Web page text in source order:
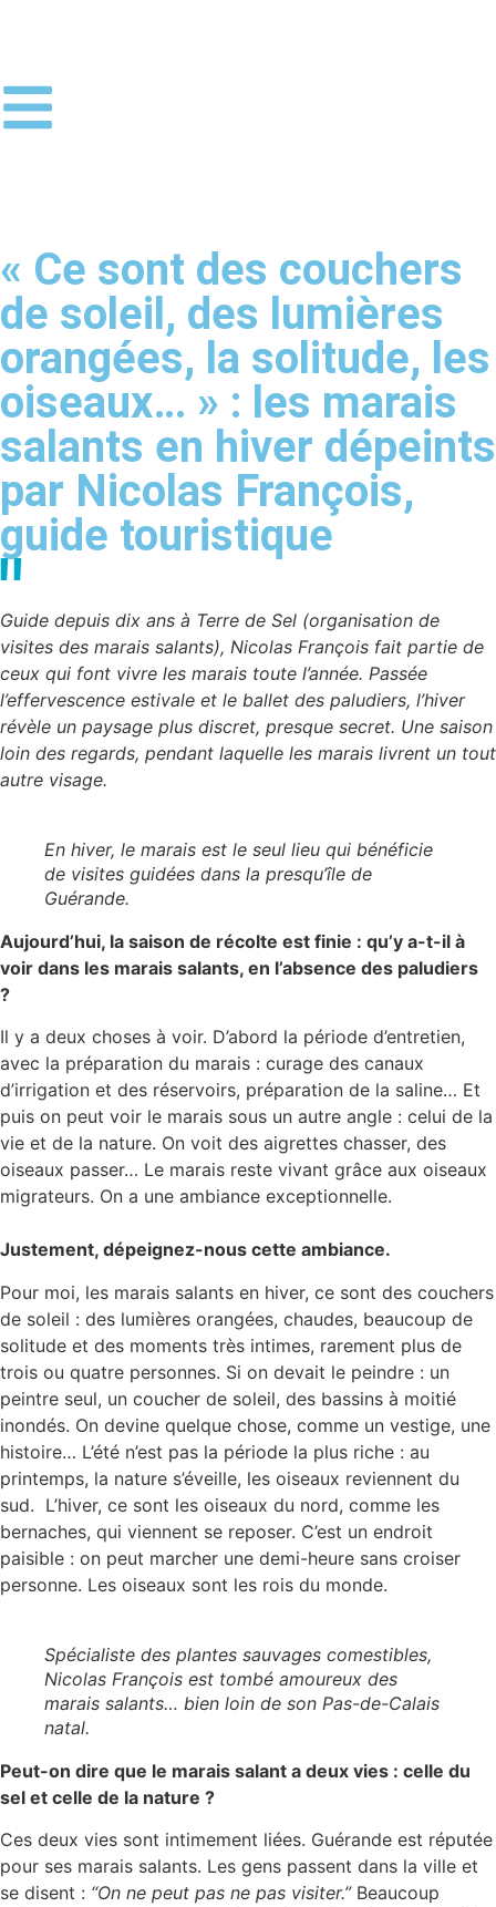
« Ce sont des couchers
de soleil, des lumières
orangées, la solitude, les
oiseaux… » : les marais
salants en hiver dépeints
par Nicolas François,
guide touristique
Guide depuis dix ans à Terre de Sel (organisation de
visites des marais salants), Nicolas François fait partie de
ceux qui font vivre les marais toute l’année. Passée
l’effervescence estivale et le ballet des paludiers, l’hiver
révèle un paysage plus discret, presque secret. Une saison
loin des regards, pendant laquelle les marais livrent un tout
autre visage.
En hiver, le marais est le seul lieu qui bénéficie
de visites guidées dans la presqu’île de
Guérande.
Aujourd’hui, la saison de récolte est finie : qu’y a-t-il à
voir dans les marais salants, en l’absence des paludiers
?
Il y a deux choses à voir. D’abord la période d’entretien,
avec la préparation du marais : curage des canaux
d’irrigation et des réservoirs, préparation de la saline… Et
puis on peut voir le marais sous un autre angle : celui de la
vie et de la nature. On voit des aigrettes chasser, des
oiseaux passer… Le marais reste vivant grâce aux oiseaux
migrateurs. On a une ambiance exceptionnelle.
Justement, dépeignez-nous cette ambiance.
Pour moi, les marais salants en hiver, ce sont des couchers
de soleil : des lumières orangées, chaudes, beaucoup de
solitude et des moments très intimes, rarement plus de
trois ou quatre personnes. Si on devait le peindre : un
peintre seul, un coucher de soleil, des bassins à moitié
inondés. On devine quelque chose, comme un vestige, une
histoire… L’été n’est pas la période la plus riche : au
printemps, la nature s’éveille, les oiseaux reviennent du
sud. L’hiver, ce sont les oiseaux du nord, comme les
bernaches, qui viennent se reposer. C’est un endroit
paisible : on peut marcher une demi-heure sans croiser
personne. Les oiseaux sont les rois du monde.
Spécialiste des plantes sauvages comestibles,
Nicolas François est tombé amoureux des
marais salants… bien loin de son Pas-de-Calais
natal.
Peut-on dire que le marais salant a deux vies : celle du
sel et celle de la nature ?
Ces deux vies sont intimement liées. Guérande est réputée
pour ses marais salants. Les gens passent dans la ville et
se disent : “On ne peut pas ne pas visiter.”Beaucoup